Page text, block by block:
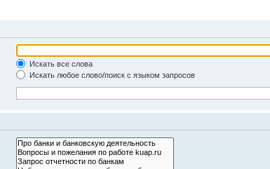
Искать все слова
Искать любое слово/поиск с языком запросов